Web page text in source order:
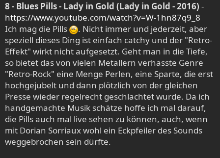
8 - Blues Pills - Lady in Gold (Lady in Gold - 2016) -
https://www.youtube.com/watch?v=W-1hn87q9_8
Ich mag die Pills
. Nicht immer und jederzeit, aber
speziell dieses Ding ist einfach catchy und der "Retro-
Effekt" wirkt nicht aufgesetzt. Geht man in die Tiefe,
so bietet das von vielen Metallern verhasste Genre
"Retro-Rock" eine Menge Perlen, eine Sparte, die erst
hochgejubelt und dann plötzlich von der gleichen
Presse wieder regelrecht geschlachtet wurde. Da ich
handgemachte Musik schätze hoffe ich mal darauf,
die Pills auch mal live sehen zu können, auch, wenn
mit Dorian Sorriaux wohl ein Eckpfeiler des Sounds
weggebrochen sein dürfte.